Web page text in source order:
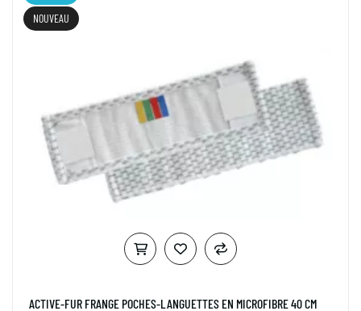
NOUVEAU
ACTIVE-FUR FRANGE POCHES-LANGUETTES EN MICROFIBRE 40 CM